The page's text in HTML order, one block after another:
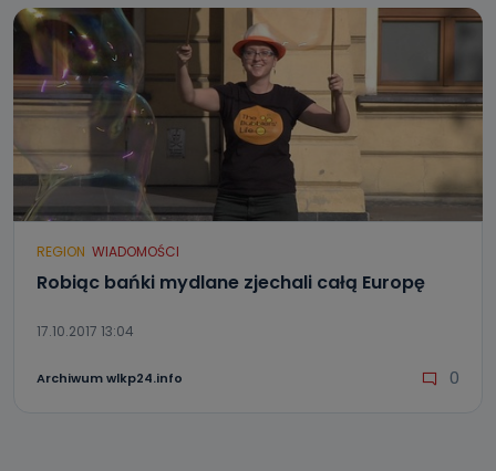
REGION WIADOMOŚCI
Robiąc bańki mydlane zjechali całą Europę
17.10.2017 13:04
Archiwum wlkp24.info 0